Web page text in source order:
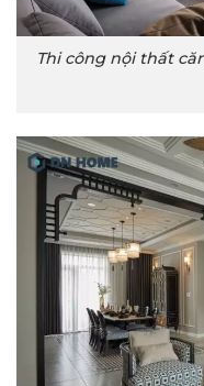
Thi công nội thất